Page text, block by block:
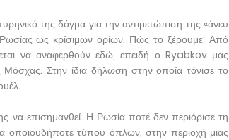
της δόγμα για την αντιμετώπιση της «άνευ
Ρωσίας ως κρίσιμων ορίων. Πώς το ξέρουμε; Από
να αναφερθούν εδώ, επειδή ο Ryabkov μας
Μόσχας. Στην ίδια δήλωση στην οποία τόνισε το
να επισημανθεί: Η Ρωσία ποτέ δεν περιόρισε τη
οποιουδήποτε τύπου όπλων, στην περιοχή μιας